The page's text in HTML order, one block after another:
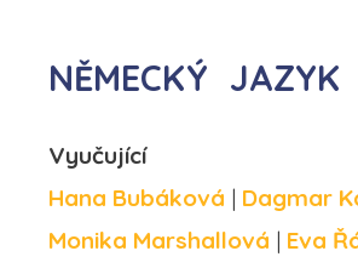
NĚMECKÝ JAZYK
Vyučující
Hana Bubáková | Dagmar
Monika Marshallová | Eva